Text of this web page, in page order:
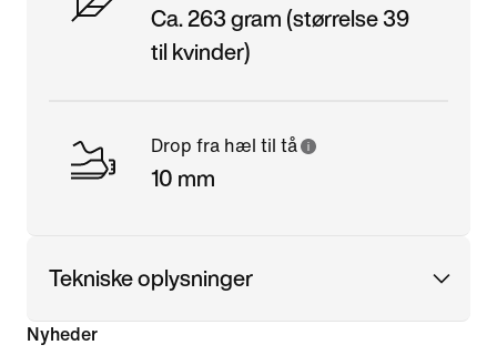
Ca. 263 gram (størrelse 39
til kvinder)
Drop fra hæl til tå
10 mm
Tekniske oplysninger
Nyheder